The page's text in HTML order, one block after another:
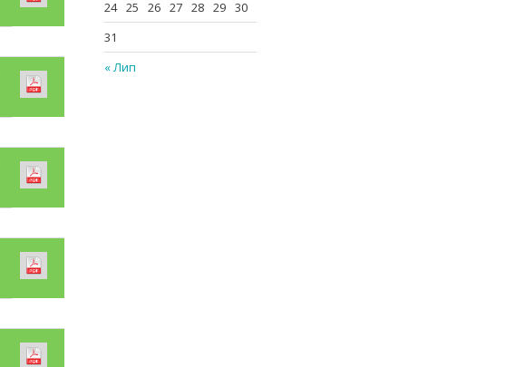
« Лип
24 25 26 27 28 29 30
31